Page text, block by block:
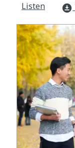
Listen
download_for_offline